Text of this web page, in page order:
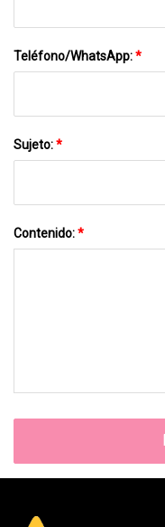
Teléfono/WhatsApp:*
Sujeto:*
Contenido:*